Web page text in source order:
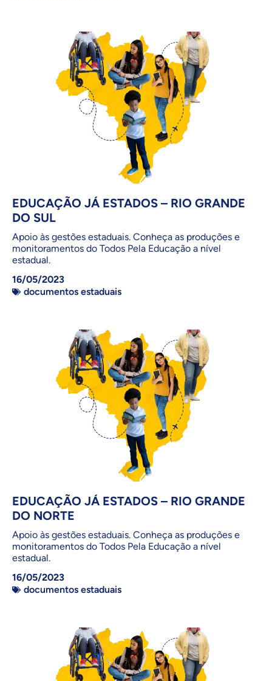
EDUCAÇÃO JÁ ESTADOS – RIO GRANDE
DO SUL
Apoio às gestões estaduais. Conheça as produções e
monitoramentos do Todos Pela Educação a nível
estadual.
16/05/2023
documentos estaduais
EDUCAÇÃO JÁ ESTADOS – RIO GRANDE
DO NORTE
Apoio às gestões estaduais. Conheça as produções e
monitoramentos do Todos Pela Educação a nível
estadual.
16/05/2023
documentos estaduais